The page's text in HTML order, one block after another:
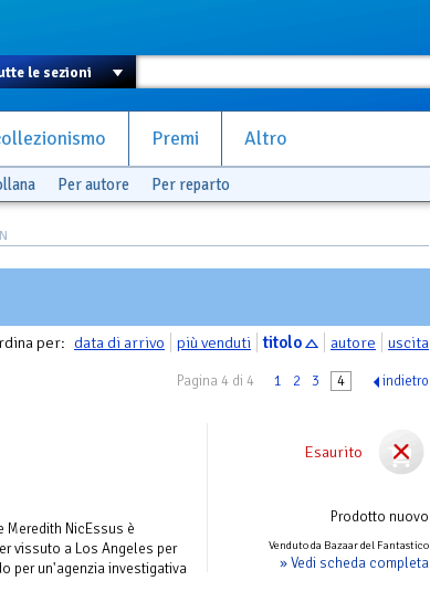
Premi Altro
Per autore Per reparto
per: data di arrivo più venduti titolo autore uscita
Pagina 4 di 4 1 2 3 4 indietro
Esaurito
Prodotto nuovo
Venduto da Bazaar del Fantastico
» Vedi scheda completa
NicEssus è
vissuto a Los Angeles per
per un'agenzia investigativa